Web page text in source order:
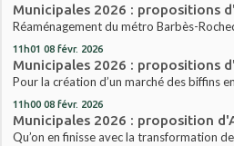
Municipales 2026 : propositions
Réaménagement du métro Barbès-
11h01 08 févr. 2026
Municipales 2026 : propositions
Pour la création d’un marché des biffins
11h00 08 févr. 2026
Municipales 2026 : proposition
Qu’on en finisse avec la transformation